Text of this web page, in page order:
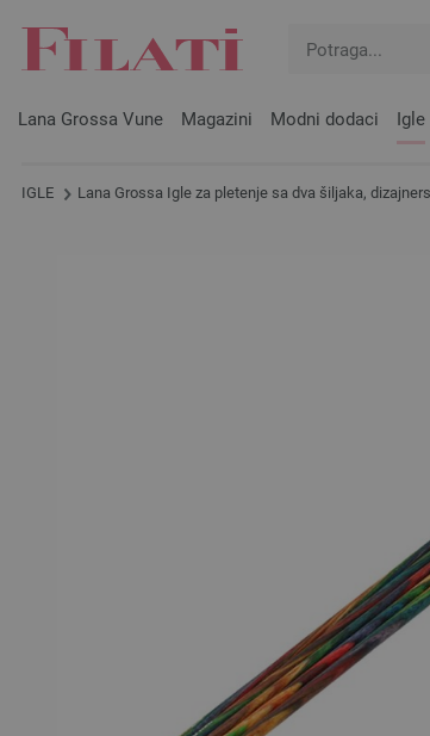
Lana Grossa Vune Magazini Modni dodaci Igle
IGLE Lana Grossa Igle za pletenje sa dva šiljaka,